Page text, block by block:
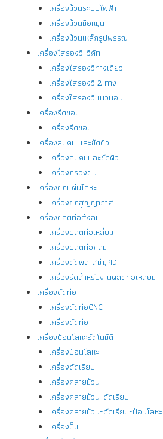
เครื่องม้วนระบบไฟฟ้า
เครื่องม้วนมือหมุน
เครื่องม้วนเหล็กรูปพรรณ
เครื่องไสร่องวี-วีคัท
เครื่องไสร่องวีทางเดียว
เครื่องไสร่องวี 2 ทาง
เครื่องไสร่องวีแนวนอน
เครื่องรีดขอบ
เครื่องรีดขอบ
เครื่องลบคม และขัดผิว
เครื่องลบคมและขัดผิว
เครื่องกรองฝุ่น
เครื่องยกแผ่นโลหะ
เครื่องยกสูญญากาศ
เครื่องผลิตท่อส่งลม
เครื่องผลิตท่อเหลี่ยม
เครื่องผลิตท่อกลม
เครื่องตัดพลาสม่า,PID
เครื่องรีดสำหรับงานผลิตท่อเหลี่ยม
เครื่องดัดท่อ
เครื่องดัดท่อCNC
เครื่องดัดท่อ
เครื่องป้อนโลหะอัตโนมัติ
เครื่องป้อนโลหะ
เครื่องดัดเรียบ
เครื่องคลายม้วน
เครื่องคลายม้วน-ดัดเรียบ
เครื่องคลายม้วน-ดัดเรียบ-ป้อนโลหะ
เครื่องปั๊ม